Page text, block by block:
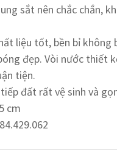
sắt nên chắc chắn,
liệu tốt, bền bỉ không
đẹp. Vòi nước thiết
tiện.
đất rất vệ sinh và
cm